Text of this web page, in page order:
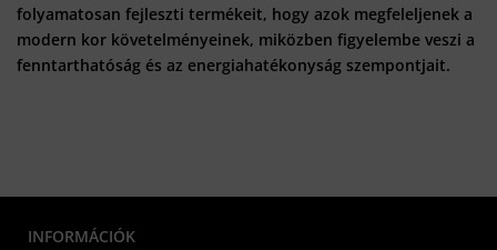
folyamatosan fejleszti termékeit, hogy azok megfeleljenek a
modern kor követelményeinek, miközben figyelembe veszi a
fenntarthatóság és az energiahatékonyság szempontjait.
INFORMÁCIÓK